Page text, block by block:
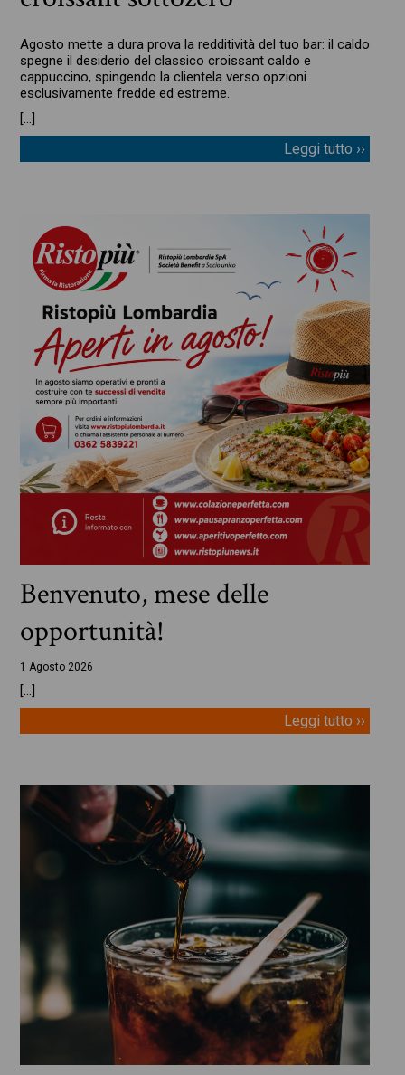
Agosto mette a dura prova la redditività del tuo bar: il caldo
spegne il desiderio del classico croissant caldo e
cappuccino, spingendo la clientela verso opzioni
esclusivamente fredde ed estreme.
[…]
Leggi tutto ››
Benvenuto, mese delle
opportunità!
1 Agosto 2026
[…]
Leggi tutto ››